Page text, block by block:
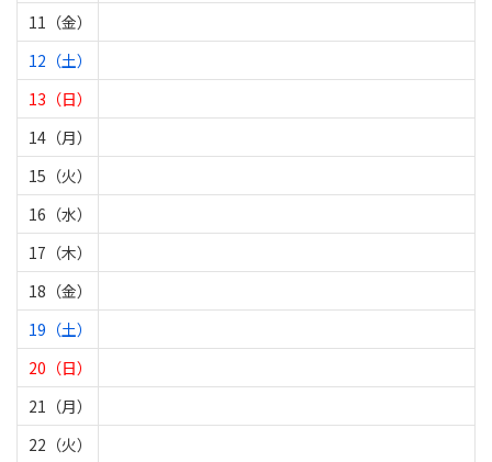
11（金）
12（土）
13（日）
14（月）
15（火）
16（水）
17（木）
18（金）
19（土）
20（日）
21（月）
22（火）